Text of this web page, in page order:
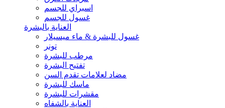
اسبراي للجسم
غسول للجسم
العناية بالبشرة
غسول للبشرة & ماء ميسيلار
تونر
مرطب للبشرة
تفتيح البشرة
مضاد لعلامات تقدم السن
ماسك للبشرة
مقشرات للبشرة
العناية بالشفاه